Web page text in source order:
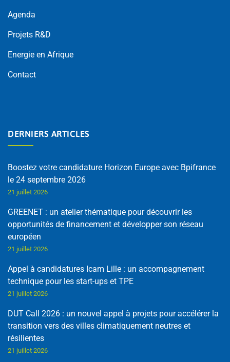
Agenda
Projets R&D
Energie en Afrique
Contact
DERNIERS ARTICLES
Boostez votre candidature Horizon Europe avec Bpifrance
le 24 septembre 2026
21 juillet 2026
GREENET : un atelier thématique pour découvrir les
opportunités de financement et développer son réseau
européen
21 juillet 2026
Appel à candidatures Icam Lille : un accompagnement
technique pour les start-ups et TPE
21 juillet 2026
DUT Call 2026 : un nouvel appel à projets pour accélérer la
transition vers des villes climatiquement neutres et
résilientes
21 juillet 2026